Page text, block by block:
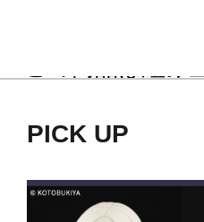
組み立てと接着
・接着には瞬間
品が剥がれる恐れ
PICK UP